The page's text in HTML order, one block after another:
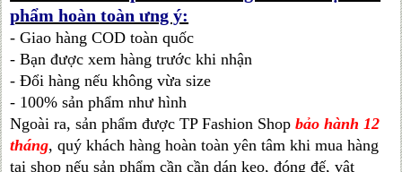
phẩm hoàn toàn ưng ý:
- Giao hàng COD toàn quốc
- Bạn được xem hàng trước khi nhận
- Đổi hàng nếu không vừa size
- 100% sản phẩm như hình
Ngoài ra, sản phẩm được TP Fashion Shopbảo hành 12
tháng, quý khách hàng hoàn toàn yên tâm khi mua hàng
tại shop nếu sản phẩm cần cần dán keo, đóng đế, vật